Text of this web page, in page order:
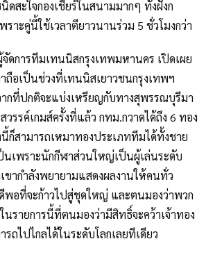
สะใจกองเชียร์ในสนามมากๆ ทั้งฝั่งก
าะคู่นี้ใช้เวลาตียาวนานร่วม 5 ชั่วโมงกว่า
ดการทีมเทนนิสกรุงเทพมหานคร เปิดเผย
ถือเป็นช่วงที่เทนนิสเยาวชนกรุงเทพฯ
กที่ปกติจะแบ่งเหรียญกับทางสุพรรณบุรีมา
รรค์เกมส์ครั้งที่แล้ว กทม.กวาดได้ถึง 6 ทอง
ก็สามารถเหมาทองประเภททีมได้ทั้งชาย
เพราะนักกีฬาส่วนใหญ่เป็นผู้เล่นระดับ
ากำลังพยายามแสดงผลงานให้คนทั่ว
พอที่จะก้าวไปสู่ชุดใหญ่ และตนมองว่าพวก
นรายการนี้ที่ตนมองว่ามีสิทธิ์จะคว้าเจ้าทอง
ถไปไกลได้ในระดับโลกเลยทีเดียว